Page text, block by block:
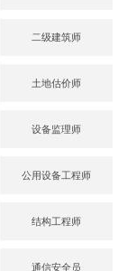
二级建筑师
土地估价师
设备监理师
公用设备工程师
结构工程师
通信安全员